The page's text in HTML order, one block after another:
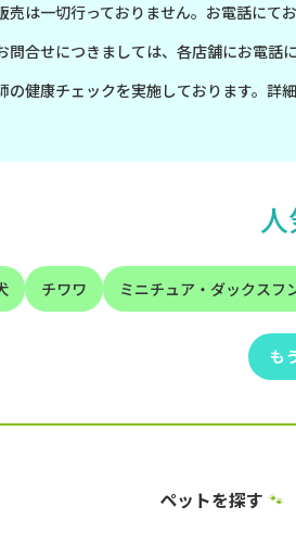
は一切行っておりません。お電話にて
合せにつきましては、各店舗にお電話
健康チェックを実施しております。詳
チワワ ミニチュア・ダックスフ
も
ペットを探す 🐾